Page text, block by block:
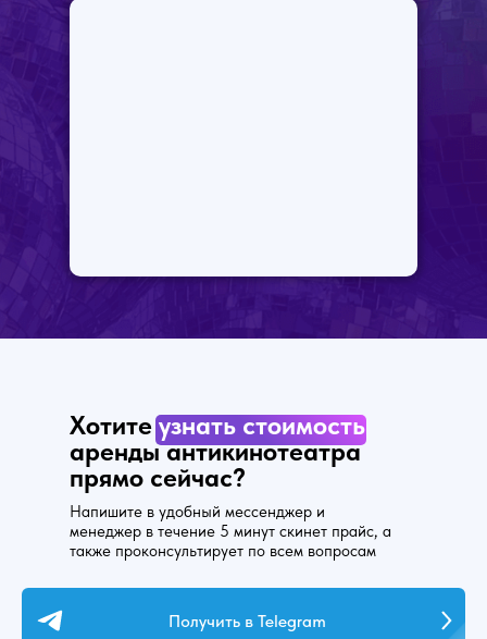
Напишите в удобный мессенджер и
менеджер в течение 5 минут скинет прайс, а
также проконсультирует по всем вопросам
Хотите узнать стоимость
аренды антикинотеатра
прямо сейчас?
Получить в Telegram